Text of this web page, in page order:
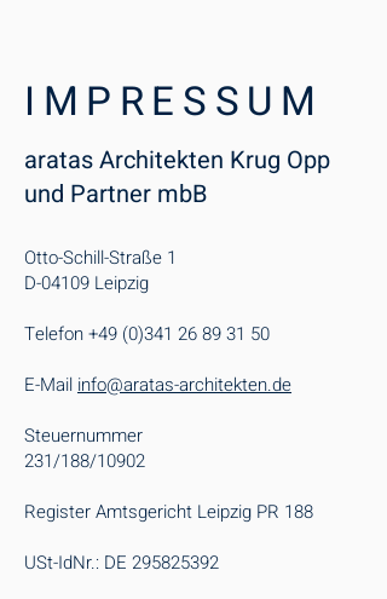
IMPRESSUM
aratasArchitekten Krug Opp
und Partner mbB
Otto-Schill-Straße 1
D-04109 Leipzig
Telefon+49 (0)341 26 89 31 50
E-Mail info@aratas-architekten.de
Steuernummer
231/188/10902
Register Amtsgericht Leipzig PR 188
USt-IdNr.: DE 295825392